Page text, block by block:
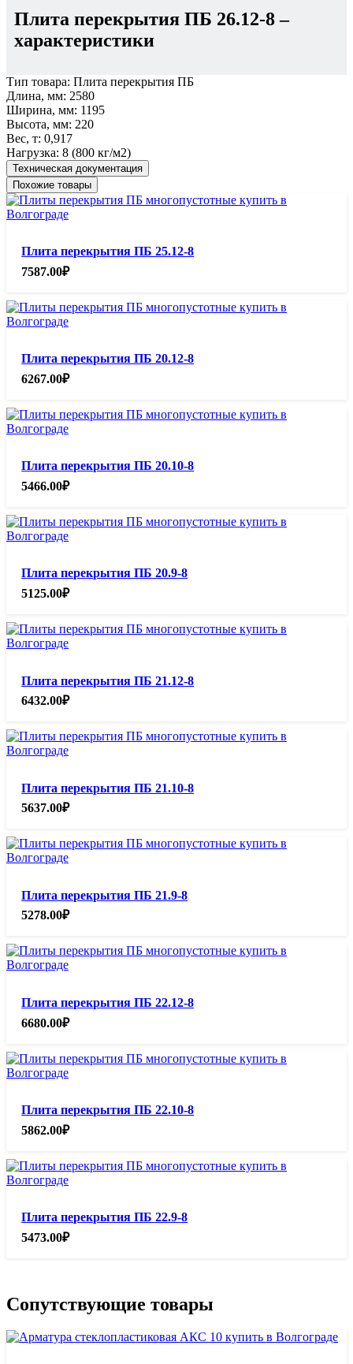
Плита перекрытия ПБ 26.12-8–
характеристики
Тип товара: Плита перекрытия ПБ
Длина, мм: 2580
Ширина, мм: 1195
Высота, мм: 220
Вес, т: 0,917
Нагрузка: 8 (800 кг/м2)
Техническая документация
Похожие товары
Плита перекрытия ПБ 25.12-8
7587.00₽
Плита перекрытия ПБ 20.12-8
6267.00₽
Плита перекрытия ПБ 20.10-8
5466.00₽
Плита перекрытия ПБ 20.9-8
5125.00₽
Плита перекрытия ПБ 21.12-8
6432.00₽
Плита перекрытия ПБ 21.10-8
5637.00₽
Плита перекрытия ПБ 21.9-8
5278.00₽
Плита перекрытия ПБ 22.12-8
6680.00₽
Плита перекрытия ПБ 22.10-8
5862.00₽
Плита перекрытия ПБ 22.9-8
5473.00₽
Сопутствующие товары